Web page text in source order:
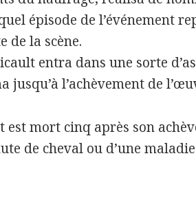
épisode de l’événement
de la scène.
entra dans une sorte
jusqu’à l’achèvement de
est mort cinq après son
de cheval ou d’une